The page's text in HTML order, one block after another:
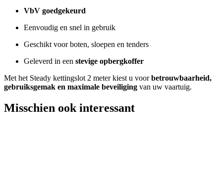
VbV goedgekeurd
Eenvoudig en snel in gebruik
Geschikt voor boten, sloepen en tenders
Geleverd in een stevige opbergkoffer
Met het Steady kettingslot 2 meter kiest u voorbetrouwbaarheid,
gebruiksgemak en maximale beveiliging van uw vaartuig.
Misschien ook interessant